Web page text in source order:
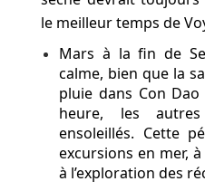
le meilleur temps de
Mars à la fin de
calme, bien que la
pluie dans Con
heure, les
ensoleillés. Cette
excursions en mer,
à l’exploration des